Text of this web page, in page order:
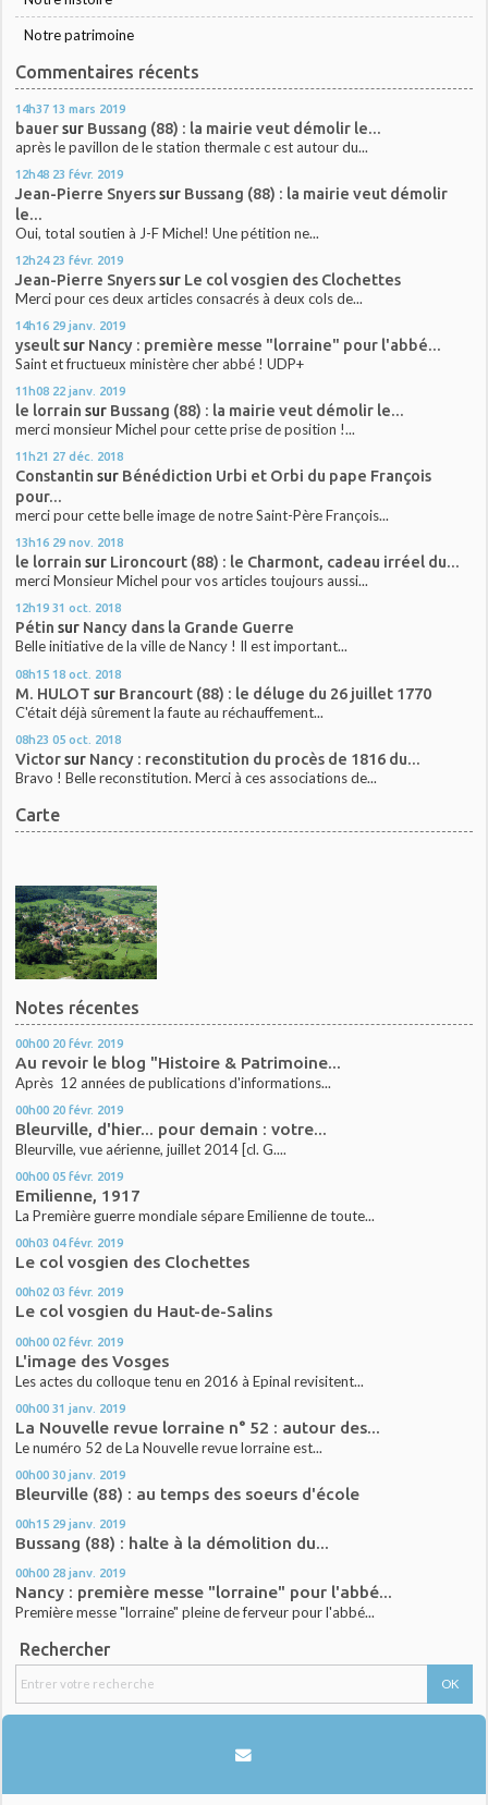
Notre patrimoine
Commentaires récents
14h37 13 mars 2019
bauersur Bussang (88) : la mairie veut démolir le...
après le pavillon de le station thermale c est autour du...
12h48 23 févr. 2019
Jean-Pierre Snyerssur Bussang (88) : la mairie veut démolir
le...
Oui, total soutien à J-F Michel! Une pétition ne...
12h24 23 févr. 2019
Jean-Pierre Snyerssur Le col vosgien des Clochettes
Merci pour ces deux articles consacrés à deux cols de...
14h16 29 janv. 2019
yseultsur Nancy : première messe "lorraine" pour l'abbé...
Saint et fructueux ministère cher abbé ! UDP+
11h08 22 janv. 2019
le lorrain sur Bussang (88) : la mairie veut démolir le...
merci monsieur Michel pour cette prise de position !...
11h21 27 déc. 2018
Constantin sur Bénédiction Urbi et Orbi du pape François
pour...
merci pour cette belle image de notre Saint-Père François...
13h16 29 nov. 2018
le lorrain sur Lironcourt (88) : le Charmont, cadeau irréel du...
merci Monsieur Michel pour vos articles toujours aussi...
12h19 31 oct. 2018
Pétin sur Nancy dans la Grande Guerre
Belle initiative de la ville de Nancy ! Il est important...
08h15 18 oct. 2018
M. HULOT sur Brancourt (88) : le déluge du 26 juillet 1770
C'était déjà sûrement la faute au réchauffement...
08h23 05 oct. 2018
Victorsur Nancy : reconstitution du procès de 1816 du...
Bravo ! Belle reconstitution. Merci à ces associations de...
Carte
Notes récentes
00h00 20 févr. 2019
Au revoir le blog "Histoire & Patrimoine...
Après 12 années de publications d'informations...
00h00 20 févr. 2019
Bleurville, d'hier... pour demain : votre...
Bleurville, vue aérienne, juillet 2014 [cl. G....
00h00 05 févr. 2019
Emilienne, 1917
La Première guerre mondiale sépare Emilienne de toute...
00h03 04 févr. 2019
Le col vosgien des Clochettes
00h02 03 févr. 2019
Le col vosgien du Haut-de-Salins
00h00 02 févr. 2019
L'image des Vosges
Les actes du colloque tenu en 2016 à Epinal revisitent...
00h00 31 janv. 2019
La Nouvelle revue lorraine n° 52 : autour des...
Le numéro 52 de La Nouvelle revue lorraine est...
00h00 30 janv. 2019
Bleurville (88) : au temps des soeurs d'école
00h15 29 janv. 2019
Bussang (88) : halte à la démolition du...
00h00 28 janv. 2019
Nancy : première messe "lorraine" pour l'abbé...
Première messe "lorraine" pleine de ferveur pour l'abbé...
Rechercher